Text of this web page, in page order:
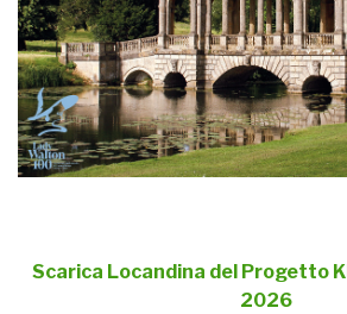
Scarica Locandina del Progetto
2026